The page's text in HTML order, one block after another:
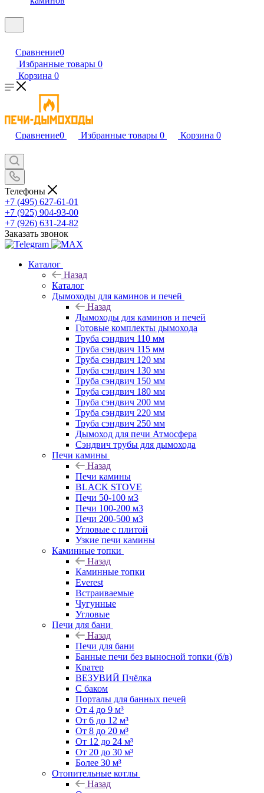
Сравнение0
Избранные товары 0
Корзина 0
Сравнение0 Избранные товары 0 Корзина 0
Телефоны
+7 (495) 627-61-01
+7 (925) 904-93-00
+7 (926) 631-24-82
Заказать звонок
Каталог
Назад
Каталог
Дымоходы для каминов и печей
Назад
Дымоходы для каминов и печей
Готовые комплекты дымохода
Труба сэндвич 110 мм
Труба сэндвич 115 мм
Труба сэндвич 120 мм
Труба сэндвич 130 мм
Труба сэндвич 150 мм
Труба сэндвич 180 мм
Труба сэндвич 200 мм
Труба сэндвич 220 мм
Труба сэндвич 250 мм
Дымоход для печи Атмосфера
Сэндвич трубы для дымохода
Печи камины
Назад
Печи камины
BLACK STOVE
Печи 50-100 м3
Печи 100-200 м3
Печи 200-500 м3
Угловые с плитой
Узкие печи камины
Каминные топки
Назад
Каминные топки
Everest
Встраиваемые
Чугунные
Угловые
Печи для бани
Назад
Печи для бани
Банные печи без выносной топки (б/в)
Кратер
ВЕЗУВИЙ Пчёлка
С баком
Порталы для банных печей
От 4 до 9 м³
От 6 до 12 м³
От 8 до 20 м³
От 12 до 24 м³
От 20 до 30 м³
Более 30 м³
Отопительные котлы
Назад